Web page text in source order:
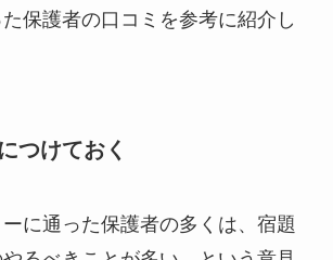
保護者の口コミを参考に紹介し
つけておく
に通った保護者の多くは、宿題